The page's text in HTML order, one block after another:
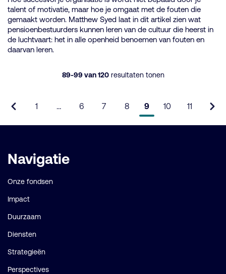
talent of motivatie, maar hoe je omgaat met de fouten die
gemaakt worden. Matthew Syed laat in dit artikel zien wat
pensioenbestuurders kunnen leren van de cultuur die heerst in
de luchtvaart: het in alle openheid benoemen van fouten en
daarvan leren.
89-99 van 120resultaten tonen
Vorige
pagina
Pagina
1 …
Pagina
6
Pagina
7
Pagina
8
Pagina
9
Pagina
10
Pagina
11
Belangrijke
links
Navigatie
Onze fondsen
Impact
Duurzaam
Diensten
Strategieën
Perspectives